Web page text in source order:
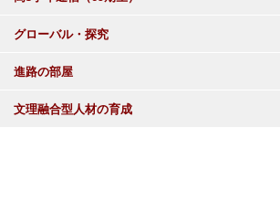
グローバル・探究
進路の部屋
文理融合型人材の育成